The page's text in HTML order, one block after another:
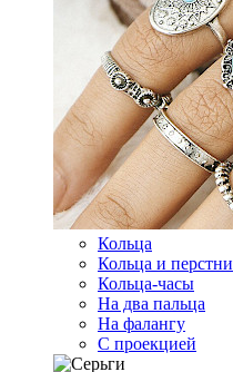
Кольца
Кольца и перстни
Кольца-часы
На два пальца
На фалангу
С проекцией